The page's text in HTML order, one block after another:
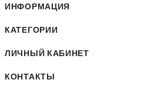
ИНФОРМАЦИЯ
КАТЕГОРИИ
ЛИЧНЫЙ КАБИНЕТ
КОНТАКТЫ